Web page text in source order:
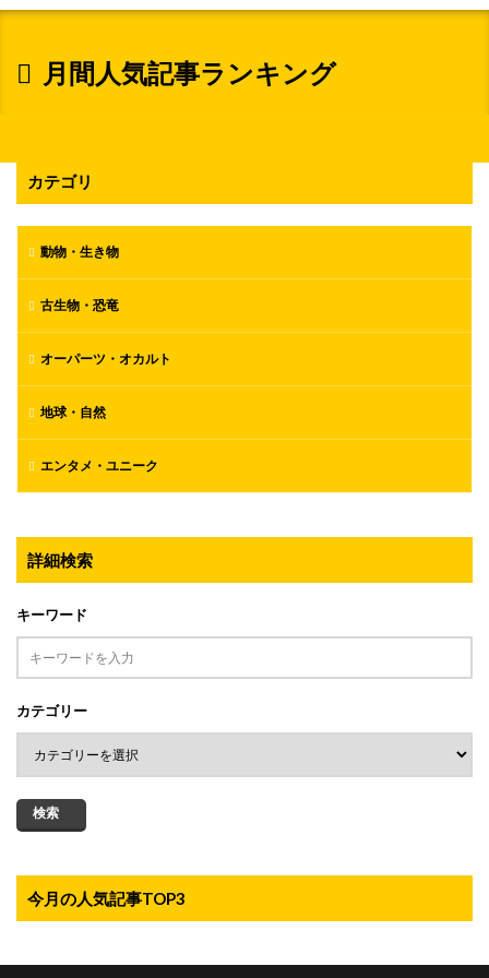
月間人気記事ランキング
カテゴリ
動物・生き物
古生物・恐竜
オーパーツ・オカルト
地球・自然
エンタメ・ユニーク
詳細検索
キーワード
カテゴリー
検索
今月の人気記事TOP3